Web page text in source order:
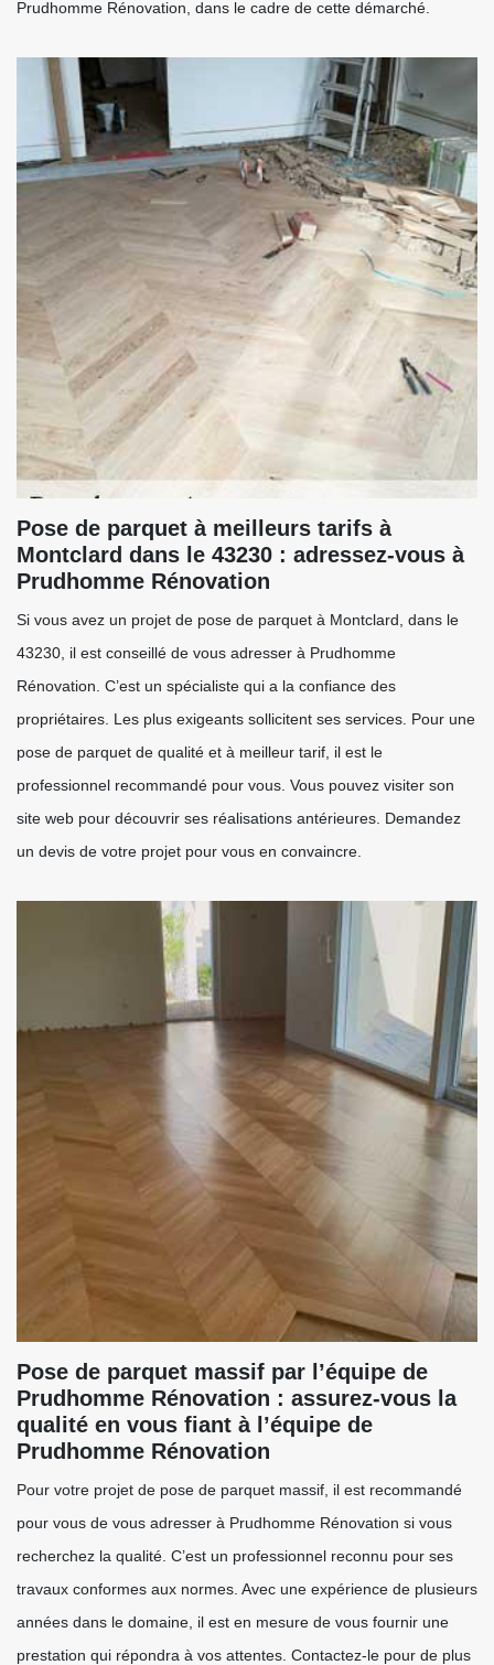
Prudhomme Rénovation, dans le cadre de cette démarché.
Pose de parquet à meilleurs tarifs à
Montclard dans le 43230 : adressez-vous à
Prudhomme Rénovation
Si vous avez un projet de pose de parquet à Montclard, dans le
43230, il est conseillé de vous adresser à Prudhomme
Rénovation. C’est un spécialiste qui a la confiance des
propriétaires. Les plus exigeants sollicitent ses services. Pour une
pose de parquet de qualité et à meilleur tarif, il est le
professionnel recommandé pour vous. Vous pouvez visiter son
site web pour découvrir ses réalisations antérieures. Demandez
un devis de votre projet pour vous en convaincre.
Pose de parquet massif par l’équipe de
Prudhomme Rénovation : assurez-vous la
qualité en vous fiant à l’équipe de
Prudhomme Rénovation
Pour votre projet de pose de parquet massif, il est recommandé
pour vous de vous adresser à Prudhomme Rénovation si vous
recherchez la qualité. C’est un professionnel reconnu pour ses
travaux conformes aux normes. Avec une expérience de plusieurs
années dans le domaine, il est en mesure de vous fournir une
prestation qui répondra à vos attentes. Contactez-le pour de plus